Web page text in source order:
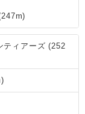
ティアーズ (252